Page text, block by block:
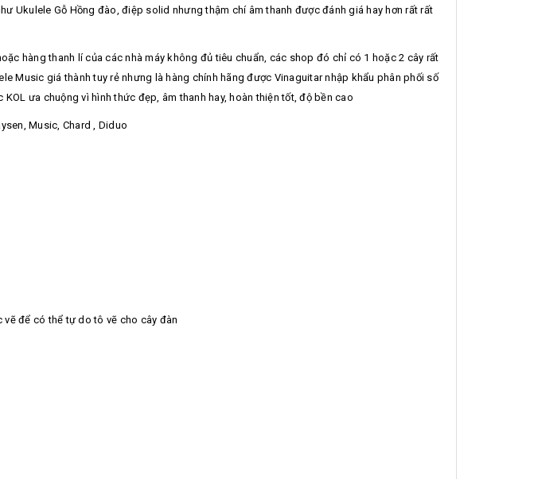
Ukulele Gỗ Hồng đào, điệp solid nhưng thậm chí âm thanh được đánh giá hay hơn rất rất
hàng thanh lí của các nhà máy không đủ tiêu chuẩn, các shop đó chỉ có 1 hoặc 2 cây rất
Music giá thành tuy rẻ nhưng là hàng chính hãng được Vinaguitar nhập khẩu phân phối số
ưa chuộng vì hình thức đẹp, âm thanh hay, hoàn thiện tốt, độ bền cao
Music, Chard , Diduo
vẽ để có thể tự do tô vẽ cho cây đàn